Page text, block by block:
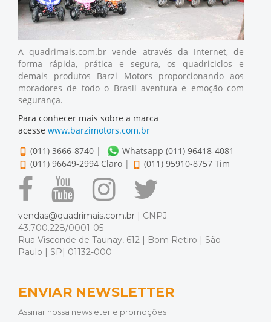
A quadrimais.com.br vende através da Internet, de
forma rápida, prática e segura, os quadriciclos e
demais produtos Barzi Motors proporcionando aos
moradores de todo o Brasil aventura e emoção com
segurança.
Para conhecer mais sobre a marca
acesse www.barzimotors.com.br
(011) 3666-8740 |
Whatsapp (011) 96418-4081
(011) 96649-2994 Claro | (011) 95910-8757 Tim
vendas@quadrimais.com.br | CNPJ
43.700.228/0001-05
Rua Visconde de Taunay, 612 | Bom Retiro | São
Paulo | SP| 01132-000
ENVIAR NEWSLETTER
Assinar nossa newsleter e promoções